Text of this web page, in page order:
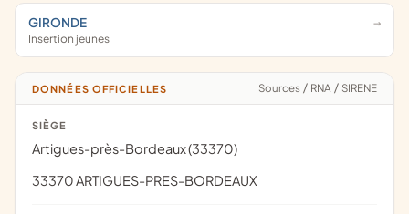
GIRONDE
Insertion jeunes
DONNÉES OFFICIELLES Sources / RNA / SIRENE
SIÈGE
Artigues-près-Bordeaux (33370)
33370 ARTIGUES-PRES-BORDEAUX